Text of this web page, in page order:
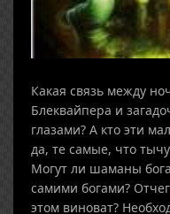
Какая связь между
Блеквайпера и
глазами? А кто эти
да, те самые, что
Могут ли шаманы
самими богами?
этом виноват?